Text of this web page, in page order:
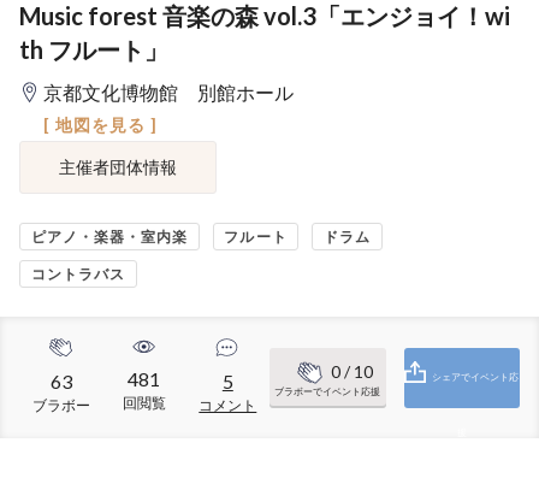
Music forest 音楽の森 vol.3「エンジョイ！wi
th フルート」
京都文化博物館 別館ホール
[ 地図を見る ]
主催者団体情報
ピアノ・楽器・室内楽 フルート ドラム
コントラバス
63
ブラボー
481
回閲覧
5
コメント
0/ 10
ブラボーでイベント応援
シェアでイベント応